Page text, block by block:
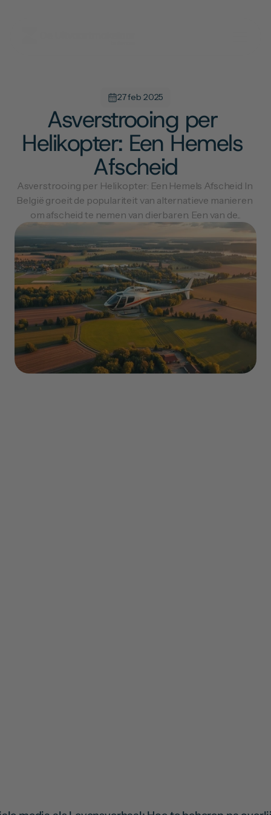
27 feb 2025
Asverstrooing per
Helikopter: Een Hemels
Afscheid
Asverstrooing per Helikopter: Een Hemels Afscheid In
België groeit de populariteit van alternatieve manieren
om afscheid te nemen van dierbaren. Een van de...